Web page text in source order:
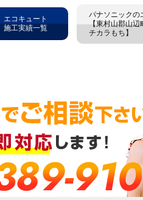
パナソニックの
【東村山郡山辺
チカラもち】
エコキュート
施工実績一覧
910